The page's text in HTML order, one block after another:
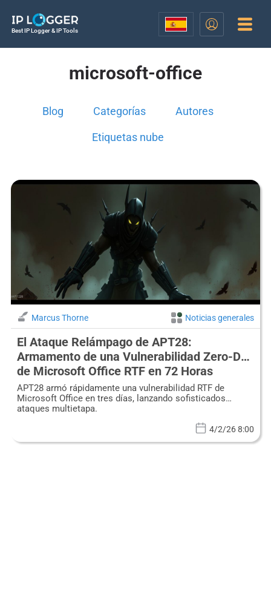
Best IP Logger & IP Tools
microsoft-office
Blog Categorías Autores
Etiquetas nube
Marcus Thorne Noticias generales
El Ataque Relámpago de APT28:
Armamento de una Vulnerabilidad Zero-Day
de Microsoft Office RTF en 72 Horas
APT28 armó rápidamente una vulnerabilidad RTF de
Microsoft Office en tres días, lanzando sofisticados
ataques multietapa.
4/2/26 8:00